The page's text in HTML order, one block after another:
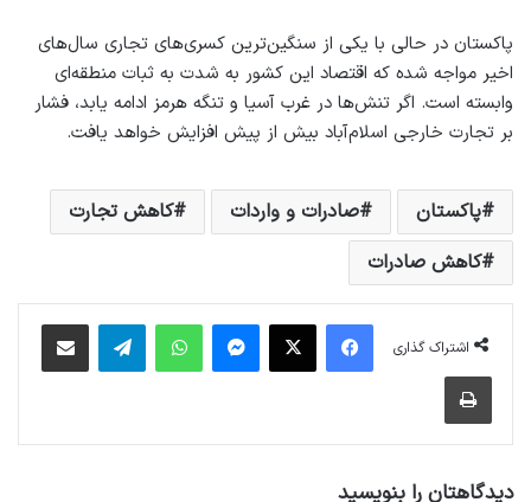
پاکستان در حالی با یکی از سنگین‌ترین کسری‌های تجاری سال‌های
اخیر مواجه شده که اقتصاد این کشور به شدت به ثبات منطقه‌ای
وابسته است. اگر تنش‌ها در غرب آسیا و تنگه هرمز ادامه یابد، فشار
بر تجارت خارجی اسلام‌آباد بیش از پیش افزایش خواهد یافت.
پاکستان صادرات و واردات
کاهش تجارت
کاهش صادرات
اشتراک گذاری
فیس بوک X پیام رسان واتس آپ تلگرام اشتراک گذاری از طریق ایمیل
چاپ
دیدگاهتان را بنویسید